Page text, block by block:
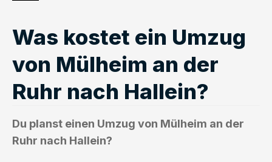
Was kostet ein Umzug
von Mülheim an der
Ruhr nach Hallein?
Du planst einen Umzug von Mülheim an der
Ruhr nach Hallein?